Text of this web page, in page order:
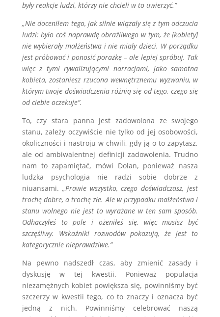
były reakcje ludzi, którzy nie chcieli w to uwierzyć.”
„Nie doceniłem tego, jak silnie wiązały się z tym odczucia
ludzi: było coś naprawdę obraźliwego w tym, że [kobiety]
nie wybierały małżeństwa i nie miały dzieci. W porządku
jest próbować i ponosić porażkę – ale lepiej spróbuj. Tak
więc z tymi rywalizującymi narracjami, jako samotna
kobieta, zostaniesz rzucona wewnętrznemu wyzwaniu, w
którym twoje doświadczenia różnią się od tego, czego się
od ciebie oczekuje”.
To, czy stara panna jest zadowolona ze swojego
stanu, zależy oczywiście nie tylko od jej osobowości,
okoliczności i nastroju w chwili, gdy ją o to zapytasz,
ale od ambiwalentnej definicji zadowolenia. Trudno
nam to zapamiętać, mówi Dolan, ponieważ nasza
ludzka psychologia nie radzi sobie dobrze z
niuansami. „Prawie wszystko, czego doświadczasz, jest
trochę dobre, a trochę złe. Ale w przypadku małżeństwa i
stanu wolnego nie jest to wyrażane w ten sam sposób.
Odhaczyłeś to pole i ożeniłeś się, więc musisz być
szczęśliwy. Wskaźniki rozwodów pokazują, że jest to
kategorycznie nieprawdziwe.”
Na pewno nadszedł czas, aby zmienić zasady i
dyskusję w tej kwestii. Ponieważ populacja
niezamężnych kobiet powiększa się, powinniśmy być
szczerzy w kwestii tego, co to znaczy i oznacza być
jedną z nich. Powinniśmy celebrować naszą